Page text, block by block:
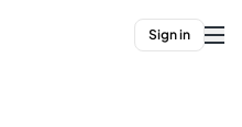
Sign in